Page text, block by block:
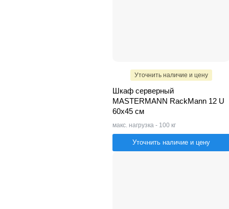
Уточнить наличие и цену
Шкаф серверный
MASTERMANN RackMann 12 U
60х45 см
макс. нагрузка - 100 кг
Уточнить наличие и цену